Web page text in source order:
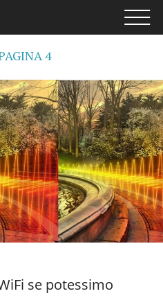
4
se potessimo